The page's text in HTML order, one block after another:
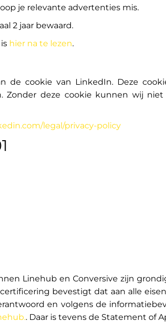
je relevante advertenties mis.
2 jaar bewaard.
hier na te lezen.
de cookie van LinkedIn. Deze
Zonder deze cookie kunnen wij
legal/privacy-policy
Linehub en Conversive zijn
bevestigt dat aan alle
en volgens de
. Daar is tevens de Statement of